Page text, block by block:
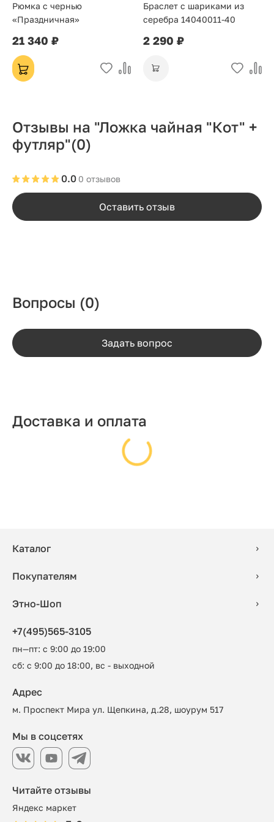
Рюмка с чернью
«Праздничная»
21 340 ₽
Браслет с шариками из
серебра 14040011-40
2 290 ₽
Отзывы на "Ложка чайная "Кот" +
футляр"(0)
0 отзывов
0.0
Оставить отзыв
Вопросы (0)
Задать вопрос
Доставка и оплата
Каталог
Покупателям
Этно-Шоп
+7(495)565-3105
пн—пт: с 9:00 до 19:00
сб: с 9:00 до 18:00, вс - выходной
Читайте отзывы
Яндекс маркет
Адрес
м. Проспект Мира ул. Щепкина, д.28, шоурум 517
Мы в соцсетях